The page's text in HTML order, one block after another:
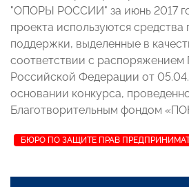
"ОПОРЫ РОССИИ" за июнь 2017
проекта используются средства
поддержки, выделенные в
соответствии с распоряжением
Российской Федерации от
основании конкурса,
Благотворительным фондом
БЮРО ПО ЗАЩИТЕ ПРАВ